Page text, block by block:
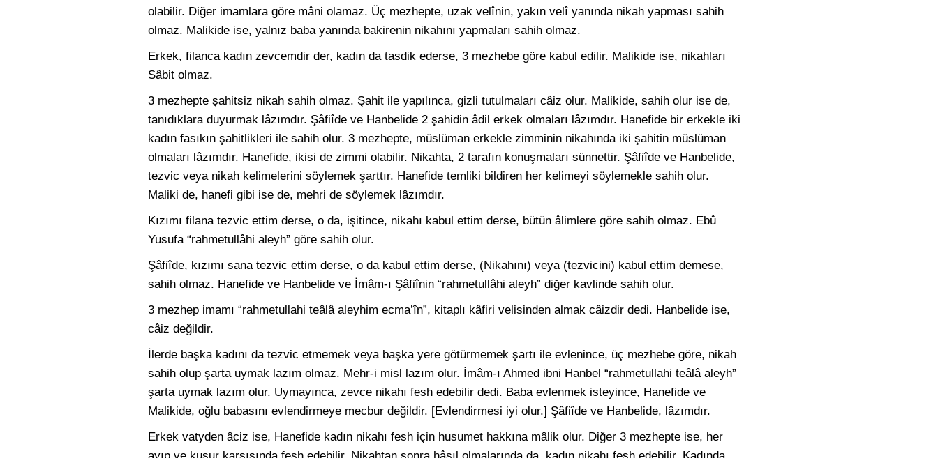
olabilir. Diğer imamlara göre mâni olamaz. Üç mezhepte, uzak velînin, yakın velî yanında nikah yapması sahih
olmaz. Malikide ise, yalnız baba yanında bakirenin nikahını yapmaları sahih olmaz.
Erkek, filanca kadın zevcemdir der, kadın da tasdik ederse, 3 mezhebe göre kabul edilir. Malikide ise, nikahları
Sâbit olmaz.
3 mezhepte şahitsiz nikah sahih olmaz. Şahit ile yapılınca, gizli tutulmaları câiz olur. Malikide, sahih olur ise de,
tanıdıklara duyurmak lâzımdır. Şâfiîde ve Hanbelide 2 şahidin âdil erkek olmaları lâzımdır. Hanefide bir erkekle iki
kadın fasıkın şahitlikleri ile sahih olur. 3 mezhepte, müslüman erkekle zimminin nikahında iki şahitin müslüman
olmaları lâzımdır. Hanefide, ikisi de zimmi olabilir. Nikahta, 2 tarafın konuşmaları sünnettir. Şâfiîde ve Hanbelide,
tezvic veya nikah kelimelerini söylemek şarttır. Hanefide temliki bildiren her kelimeyi söylemekle sahih olur.
Maliki de, hanefi gibi ise de, mehri de söylemek lâzımdır.
Kızımı filana tezvic ettim derse, o da, işitince, nikahı kabul ettim derse, bütün âlimlere göre sahih olmaz. Ebû
Yusufa “rahmetullâhi aleyh” göre sahih olur.
Şâfiîde, kızımı sana tezvic ettim derse, o da kabul ettim derse, (Nikahını) veya (tezvicini) kabul ettim demese,
sahih olmaz. Hanefide ve Hanbelide ve İmâm-ı Şâfiînin “rahmetullâhi aleyh” diğer kavlinde sahih olur.
3 mezhep imamı “rahmetullahi teâlâ aleyhim ecma’în”, kitaplı kâfiri velisinden almak câizdir dedi. Hanbelide ise,
câiz değildir.
İlerde başka kadını da tezvic etmemek veya başka yere götürmemek şartı ile evlenince, üç mezhebe göre, nikah
sahih olup şarta uymak lazım olmaz. Mehr-i misl lazım olur. İmâm-ı Ahmed ibni Hanbel “rahmetullahi teâlâ aleyh”
şarta uymak lazım olur. Uymayınca, zevce nikahı fesh edebilir dedi. Baba evlenmek isteyince, Hanefide ve
Malikide, oğlu babasını evlendirmeye mecbur değildir. [Evlendirmesi iyi olur.] Şâfiîde ve Hanbelide, lâzımdır.
Erkek vatyden âciz ise, Hanefide kadın nikahı fesh için husumet hakkına mâlik olur. Diğer 3 mezhepte ise, her